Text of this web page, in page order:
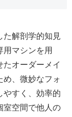
た解剖学的知見
用マシンを用
オーダーメイ
め、微妙なフォ
やすく、効率的
室空間で他人の